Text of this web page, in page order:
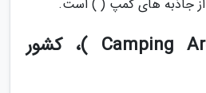
از جاذبه های کمپ ( ) است.
7. کمپ ( Camping Arolla )، کشور